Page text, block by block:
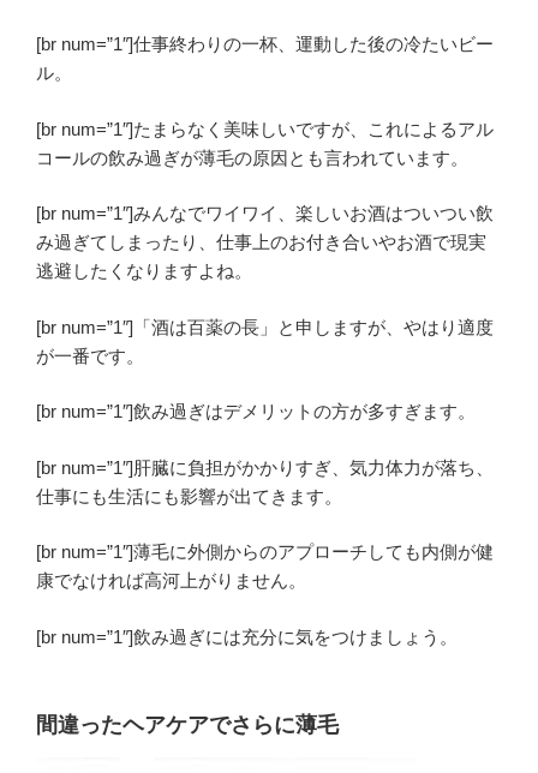
[br num=”1″]仕事終わりの一杯、運動した後の冷たいビー
ル。
[br num=”1″]たまらなく美味しいですが、これによるアル
コールの飲み過ぎが薄毛の原因とも言われています。
[br num=”1″]みんなでワイワイ、楽しいお酒はついつい飲
み過ぎてしまったり、仕事上のお付き合いやお酒で現実
逃避したくなりますよね。
[br num=”1″]「酒は百薬の長」と申しますが、やはり適度
が一番です。
[br num=”1″]飲み過ぎはデメリットの方が多すぎます。
[br num=”1″]肝臓に負担がかかりすぎ、気力体力が落ち、
仕事にも生活にも影響が出てきます。
[br num=”1″]薄毛に外側からのアプローチしても内側が健
康でなければ高河上がりません。
[br num=”1″]飲み過ぎには充分に気をつけましょう。
間違ったヘアケアでさらに薄毛